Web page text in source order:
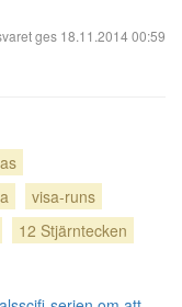
ges 18.11.2014 00:59
visa-runs
12 Stjärntecken